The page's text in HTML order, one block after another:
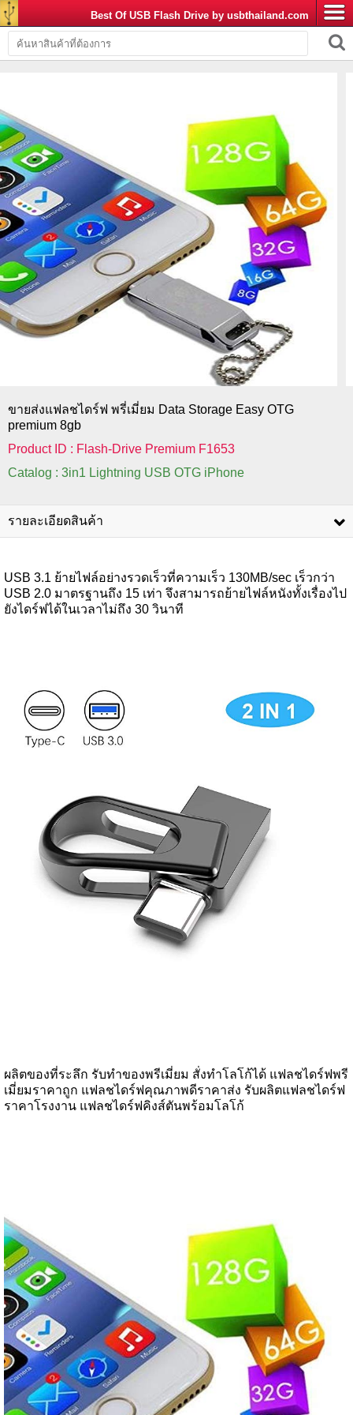
Best Of USB Flash Drive by usbthailand.com
ขายส่งแฟลชไดร์ฟ พรี่เมี่ยม Data Storage Easy OTG
premium 8gb
Product ID : Flash-Drive Premium F1653
Catalog : 3in1 Lightning USB OTG iPhone
รายละเอียดสินค้า
USB 3.1 ย้ายไฟล์อย่างรวดเร็วที่ความเร็ว 130MB/sec เร็วกว่า
USB 2.0 มาตรฐานถึง 15 เท่า จึงสามารถย้ายไฟล์หนังทั้งเรื่องไป
ยังไดร์ฟได้ในเวลาไม่ถึง 30 วินาที
ผลิตของที่ระลึก รับทำของพรีเมี่ยม สั่งทำโลโก้ได้ แฟลชไดร์ฟพรี
เมี่ยมราคาถูก แฟลชไดร์ฟคุณภาพดีราคาส่ง รับผลิตแฟลชไดร์ฟ
ราคาโรงงาน แฟลชไดร์ฟคิงส์ตันพร้อมโลโก้